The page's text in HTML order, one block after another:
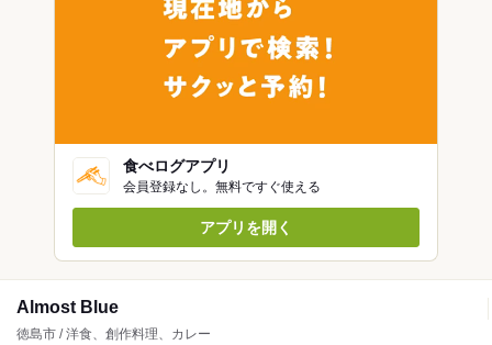
食べログアプリ
会員登録なし。無料ですぐ使える
アプリを開く
Almost Blue
徳島市 / 洋食、創作料理、カレー